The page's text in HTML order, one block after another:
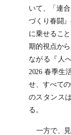
いて、「連
づくり春闘
に乗せるこ
期的視点か
ながる『人
2026 春季生
せ、すべて
のスタンス
る。
一方で、